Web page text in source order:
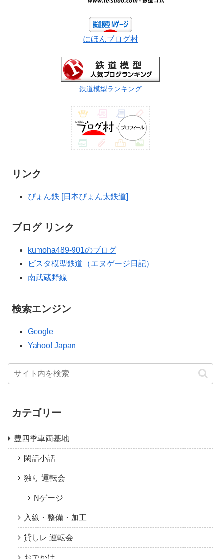
にほんブログ村
鉄道模型ランキング
リンク
ぴょん鉄 [日本ぴょん太鉄道]
ブログ リンク
kumoha489-901のブログ
ビスタ模型鉄道（エヌゲージ日記）
南武蔵野線
検索エンジン
Google
Yahoo! Japan
カテゴリー
豊四季車両基地
閑話小話
独り 運転会
Nゲージ
入線・整備・加工
貸しレ 運転会
おでかけ